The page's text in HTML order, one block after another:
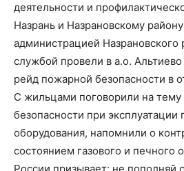
деятельности и
Назрань и Назрановскому
администрацией Назрановского
службой провели в а.о.
рейд пожарной безопасности в
С жильцами поговорили на
безопасности при эксплуатации
оборудования, напомнили о
состоянием газового и печного